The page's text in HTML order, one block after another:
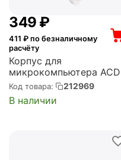
‍349‍ ₽
411 ₽ по безналичному
расчёту
Корпус для
микрокомпьютера ACD
Acrylic Case w/ 3.5 inch
LCD hole for Raspberry Pi
3 (RA147)
Код товара: 212969
В наличии